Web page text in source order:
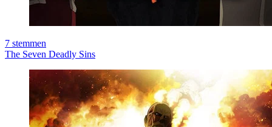
7 stemmen
The Seven Deadly Sins